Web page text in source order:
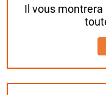
Il vous montrera